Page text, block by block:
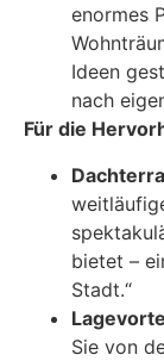
enormes
Ideen
nach
Für die
bietet –
Stadt.“
Sie von